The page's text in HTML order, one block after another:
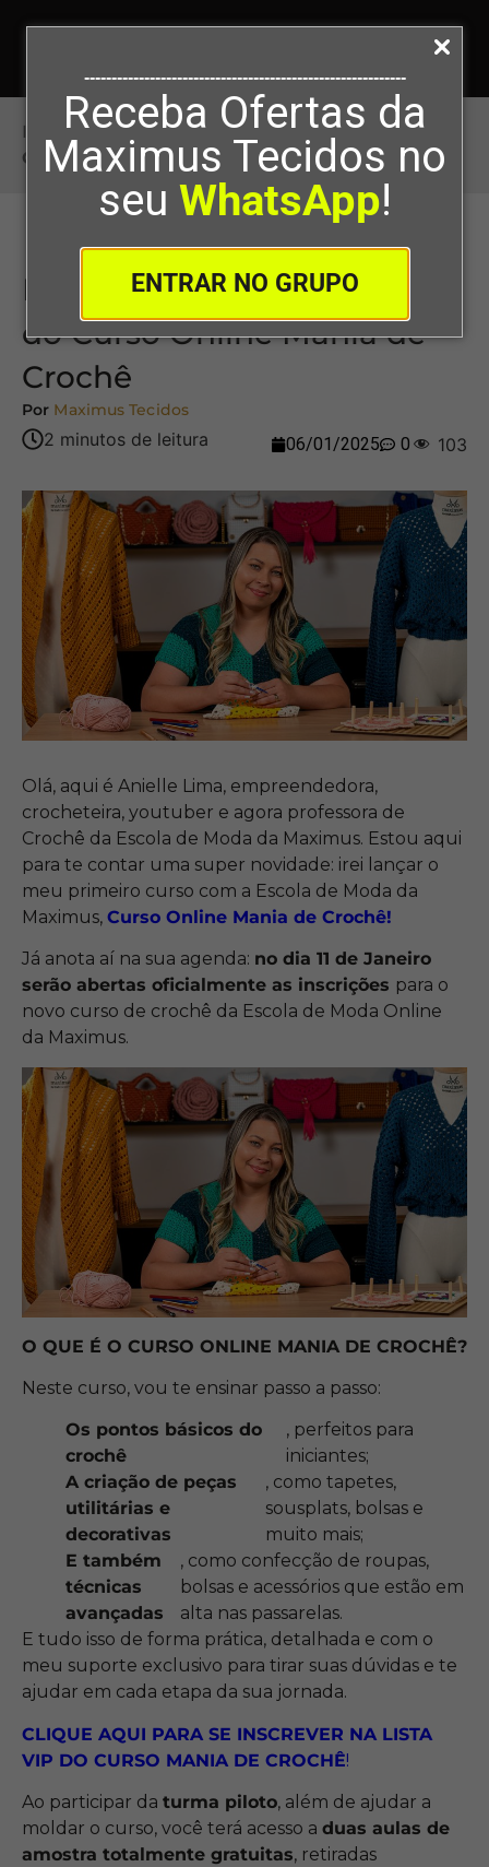
-----------------------------------------------------------
Receba Ofertas da
Maximus Tecidos no
seu WhatsApp!
ENTRAR NO GRUPO
Início>Inscreva-se na Turma Piloto do Curso
Online Mania de Crochê
Inscreva-se na Turma Piloto
do Curso Online Mania de
Crochê
Por Maximus Tecidos
06/01/2025 0 103
Olá, aqui é Anielle Lima, empreendedora,
crocheteira, youtuber e agora professora de
Crochê da Escola de Moda da Maximus. Estou aqui
para te contar uma super novidade: irei lançar o
meu primeiro curso com a Escola de Moda da
Maximus, Curso Online Mania de Crochê!
Já anota aí na sua agenda: no dia 11 de Janeiro
serão abertas oficialmente as inscrições para o
novo curso de crochê da Escola de Moda Online
da Maximus.
O QUE É O CURSO ONLINE MANIA DE CROCHÊ?
Neste curso, vou te ensinar passo a passo:
Os pontos básicos do
crochê
, perfeitos para
iniciantes;
A criação de peças
utilitárias e
decorativas
, como tapetes,
sousplats, bolsas e
muito mais;
E também
técnicas
avançadas
, como confecção de roupas,
bolsas e acessórios que estão em
alta nas passarelas.
E tudo isso de forma prática, detalhada e com o
meu suporte exclusivo para tirar suas dúvidas e te
ajudar em cada etapa da sua jornada.
CLIQUE AQUI PARA SE INSCREVER NA LISTA
VIP DO CURSO MANIA DE CROCHÊ!
Ao participar da turma piloto, além de ajudar a
moldar o curso, você terá acesso a duas aulas de
amostra totalmente gratuitas, retiradas